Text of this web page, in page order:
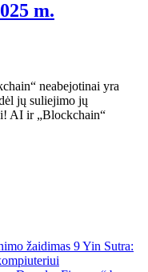
m.
neabejotinai yra
jų suliejimo jų
AI ir „Blockchain“
žaidimas 9 Yin Sutra: